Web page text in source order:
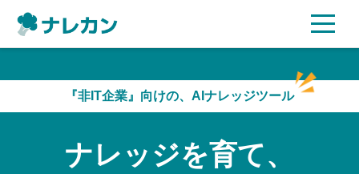
AI機能
ご利用企業様の声
『非IT企業』向けの、AIナレッジツール
ナレッジを育て、